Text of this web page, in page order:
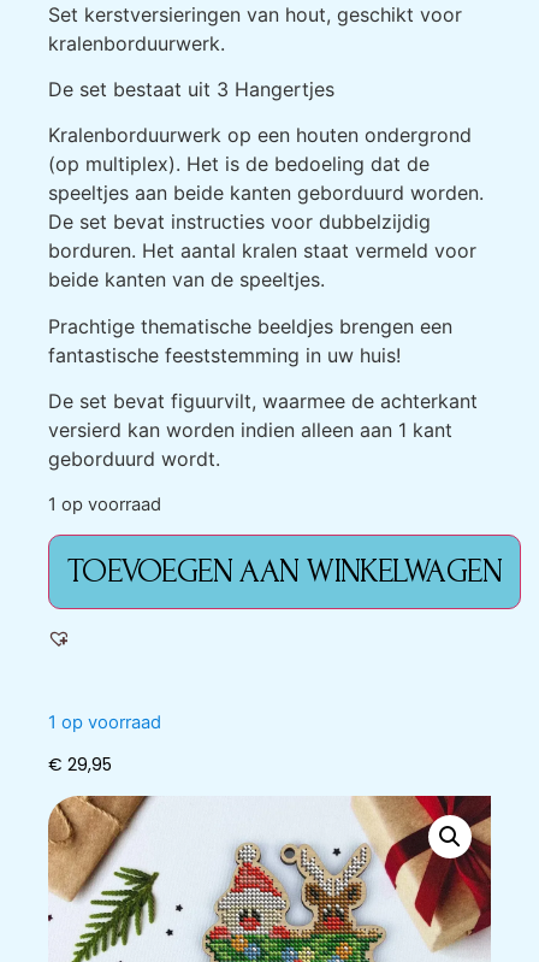
Set kerstversieringen van hout, geschikt voor
kralenborduurwerk.
De set bestaat uit 3 Hangertjes
Kralenborduurwerk op een houten ondergrond
(op multiplex). Het is de bedoeling dat de
speeltjes aan beide kanten geborduurd worden.
De set bevat instructies voor dubbelzijdig
borduren. Het aantal kralen staat vermeld voor
beide kanten van de speeltjes.
Prachtige thematische beeldjes brengen een
fantastische feeststemming in uw huis!
De set bevat figuurvilt, waarmee de achterkant
versierd kan worden indien alleen aan 1 kant
geborduurd wordt.
1 op voorraad
TOEVOEGEN AAN WINKELWAGEN
1 op voorraad
€ 29,95